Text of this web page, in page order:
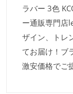
ラバー 3色
ー通販専門店
ザイン、トレ
てお届け！ブ
激安価格でご